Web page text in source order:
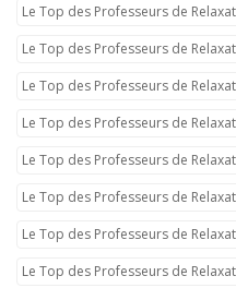
Le Top des Professeurs de
Le Top des Professeurs de
Le Top des Professeurs de
Le Top des Professeurs de
Le Top des Professeurs de
Le Top des Professeurs de
Le Top des Professeurs de
Le Top des Professeurs de